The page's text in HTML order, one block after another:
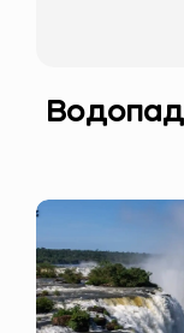
Водопад